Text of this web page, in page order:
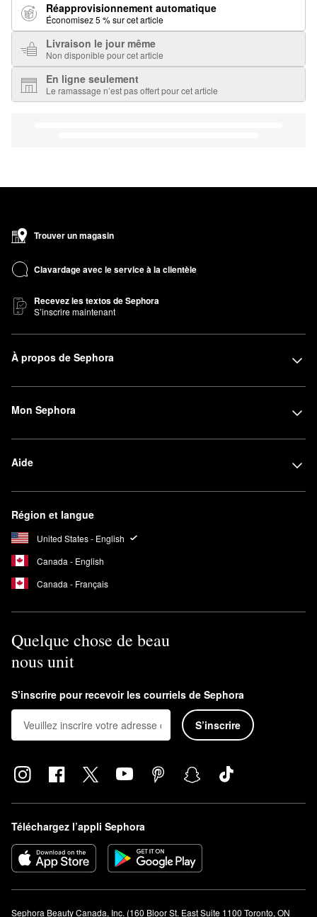
Réapprovisionnement automatique
Économisez 5 % sur cet article
Livraison le jour même
Non disponible pour cet article
En ligne seulement
Le ramassage n’est pas offert pour cet article
Trouver un magasin
Clavardage avec le service à la clientèle
Recevez les textos de Sephora
S’inscrire maintenant
À propos de Sephora
Mon Sephora
Aide
Région et langue
United States - English
Canada - English
Canada - Français
Quelque chose de beau
nous unit
S’inscrire pour recevoir les courriels de Sephora
S’inscrire
Téléchargez l’appli Sephora
Sephora Beauty Canada, Inc. (160 Bloor St. East Suite 1100 Toronto, ON